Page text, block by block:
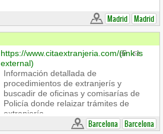
Madrid Madrid
https://www.citaextranjeria.com/(link is
external)
Información detallada de
procedimientos de extranjerís y
buscadir de oficinas y comisarías de
Policía donde relaizar trámites de
extranjería
Barcelona Barcelona